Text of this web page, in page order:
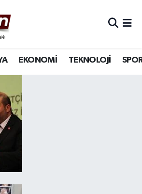
EKONOMİ TEKNOLOJİ
Durumu ve Fikstür